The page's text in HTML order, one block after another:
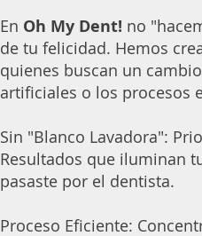
En Oh My Dent! no
de tu felicidad. Hemos
quienes buscan un
artificiales o los procesos
Sin "Blanco Lavadora":
Resultados que iluminan
pasaste por el dentista.
Proceso Eficiente: